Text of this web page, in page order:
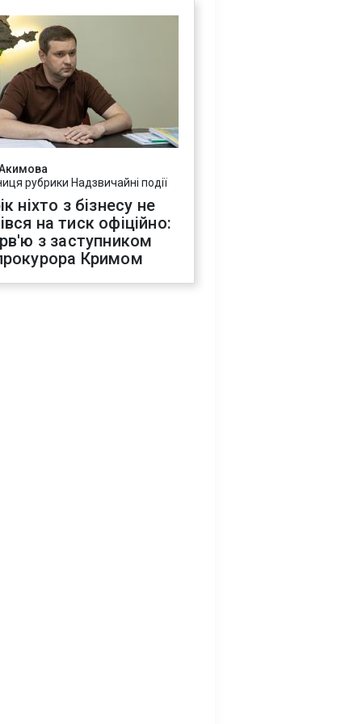
рубрики Надзвичайні події
ніхто з бізнесу не
на тиск офіційно:
з заступником
Кримом